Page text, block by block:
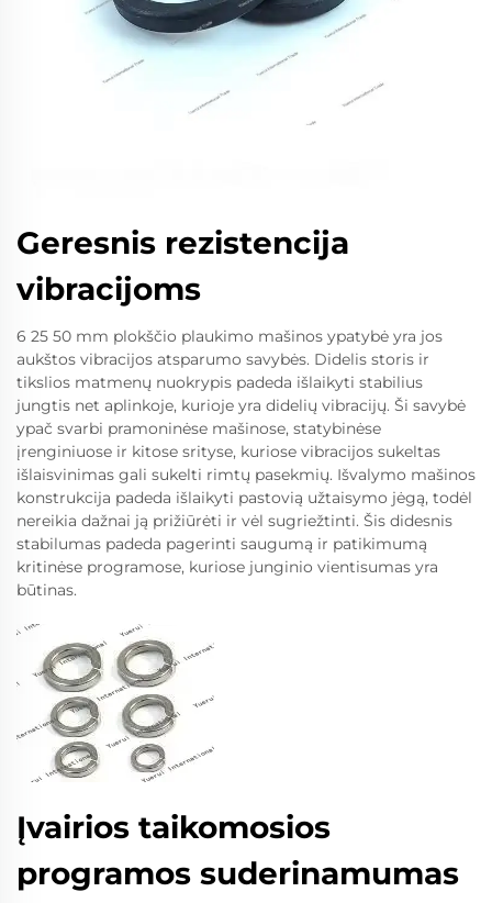
Geresnis rezistencija
vibracijoms
6 25 50 mm plokščio plaukimo mašinos ypatybė yra jos
aukštos vibracijos atsparumo savybės. Didelis storis ir
tikslios matmenų nuokrypis padeda išlaikyti stabilius
jungtis net aplinkoje, kurioje yra didelių vibracijų. Ši savybė
ypač svarbi pramoninėse mašinose, statybinėse
įrenginiuose ir kitose srityse, kuriose vibracijos sukeltas
išlaisvinimas gali sukelti rimtų pasekmių. Išvalymo mašinos
konstrukcija padeda išlaikyti pastovią užtaisymo jėgą, todėl
nereikia dažnai ją prižiūrėti ir vėl sugriežtinti. Šis didesnis
stabilumas padeda pagerinti saugumą ir patikimumą
kritinėse programose, kuriose junginio vientisumas yra
būtinas.
Įvairios taikomosios
programos suderinamumas